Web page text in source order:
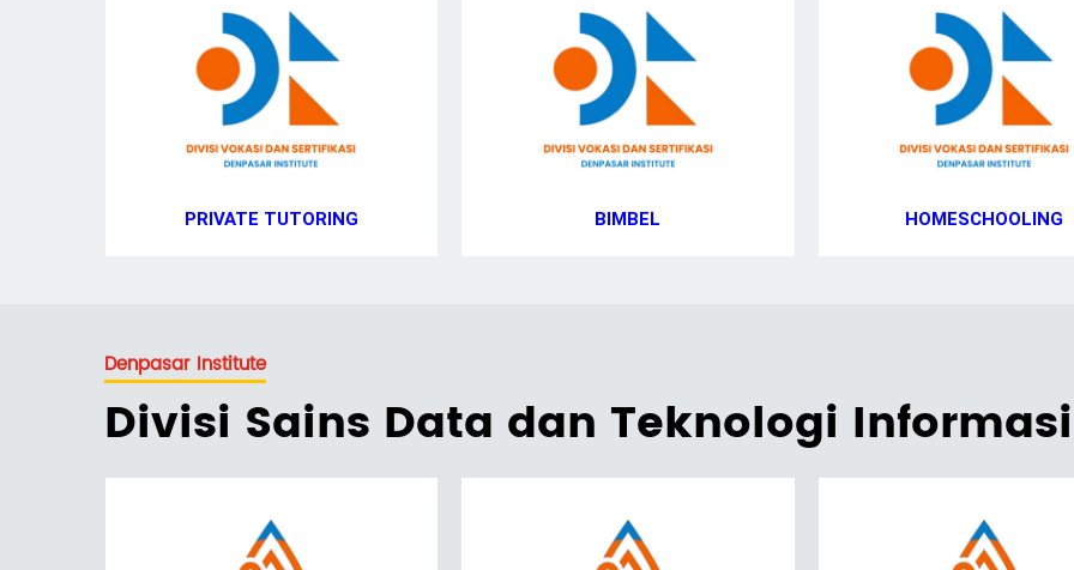
PRIVATE TUTORING BIMBEL HOMESCHOOLING
Denpasar Institute
Divisi Sains Data dan Teknologi Informasi